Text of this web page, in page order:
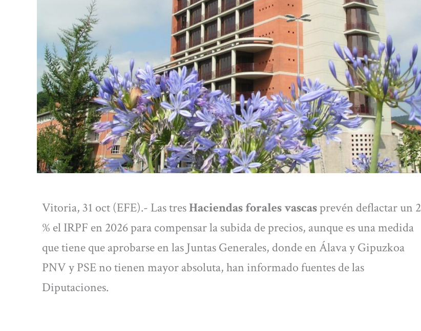
Vitoria, 31 oct (EFE).- Las tresHaciendas forales vascasprevén deflactar un 2
% el IRPF en 2026 para compensar la subida de precios, aunque es una medida
que tiene que aprobarse en las Juntas Generales, donde en Álava y Gipuzkoa
PNV y PSE no tienen mayor absoluta, han informado fuentes de las
Diputaciones.